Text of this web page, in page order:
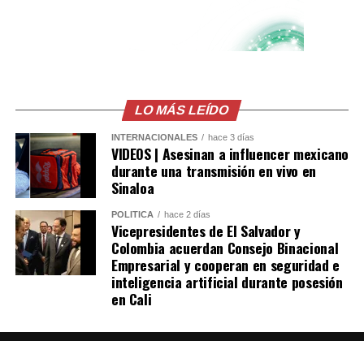
atacante del Manchester City dirigió la coreografía
mientras los invitados remaban sentados sobre el suelo
Erling Haaland brought
the ‘viking row’ to
Gianluigi
Donnarumma’s
wedding
pic.twitter.com/HP6MLIDybX
— Sky Sports Premier
League
LO MÁS LEÍDO
INTERNACIONALES hace 3 días
VIDEOS | Asesinan a influencer mexicano
durante una transmisión en vivo en
Sinaloa
POLÍTICA hace 2 días
Vicepresidentes de El Salvador y
Colombia acuerdan Consejo Binacional
Empresarial y cooperan en seguridad e
inteligencia artificial durante posesión
en Cali